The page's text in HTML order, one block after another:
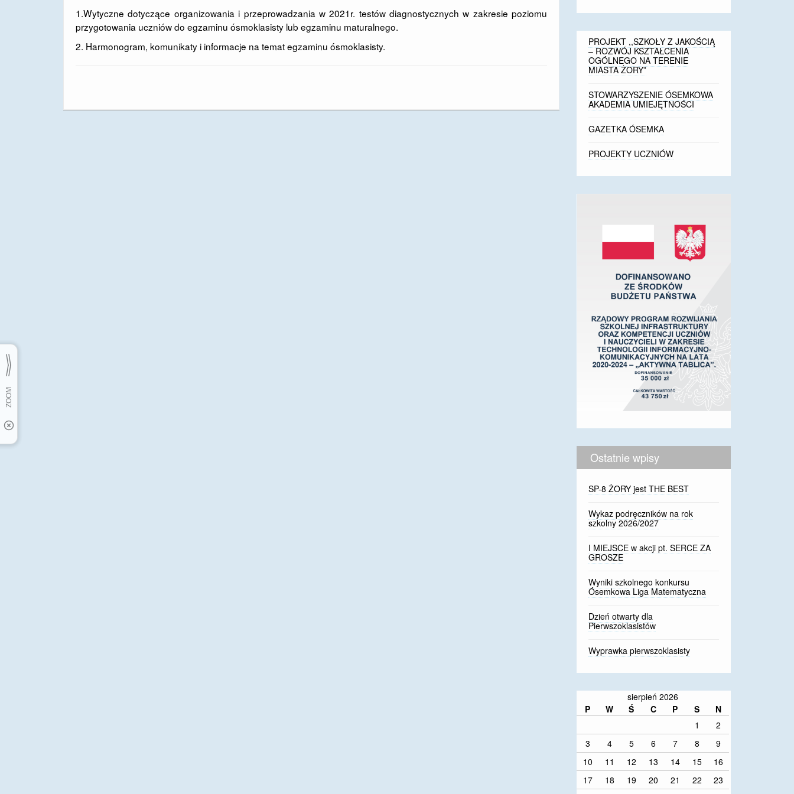
1.Wytyczne dotyczące organizowania i przeprowadzania w 2021r. testów diagnostycznych w zakresie poziomu
przygotowania uczniów do egzaminu ósmoklasisty lub egzaminu maturalnego.
2. Harmonogram, komunikaty i informacje na temat egzaminu ósmoklasisty.
PROJEKT ,,SZKOŁY Z JAKOŚCIĄ
– ROZWÓJ KSZTAŁCENIA
OGÓLNEGO NA TERENIE
MIASTA ŻORY”
STOWARZYSZENIE ÓSEMKOWA
AKADEMIA UMIEJĘTNOŚCI
GAZETKA ÓSEMKA
PROJEKTY UCZNIÓW
Ostatnie wpisy
SP-8 ŻORY jest THE BEST
Wykaz podręczników na rok
szkolny 2026/2027
I MIEJSCE w akcji pt. SERCE ZA
GROSZE
Wyniki szkolnego konkursu
Ósemkowa Liga Matematyczna
Dzień otwarty dla
Pierwszoklasistów
Wyprawka pierwszoklasisty
sierpień 2026
P
W Ś C P S
N
1
2
3
4 5 6 7 8
9
10
11 12 13 14 15
16
17
18 19 20 21 22
23